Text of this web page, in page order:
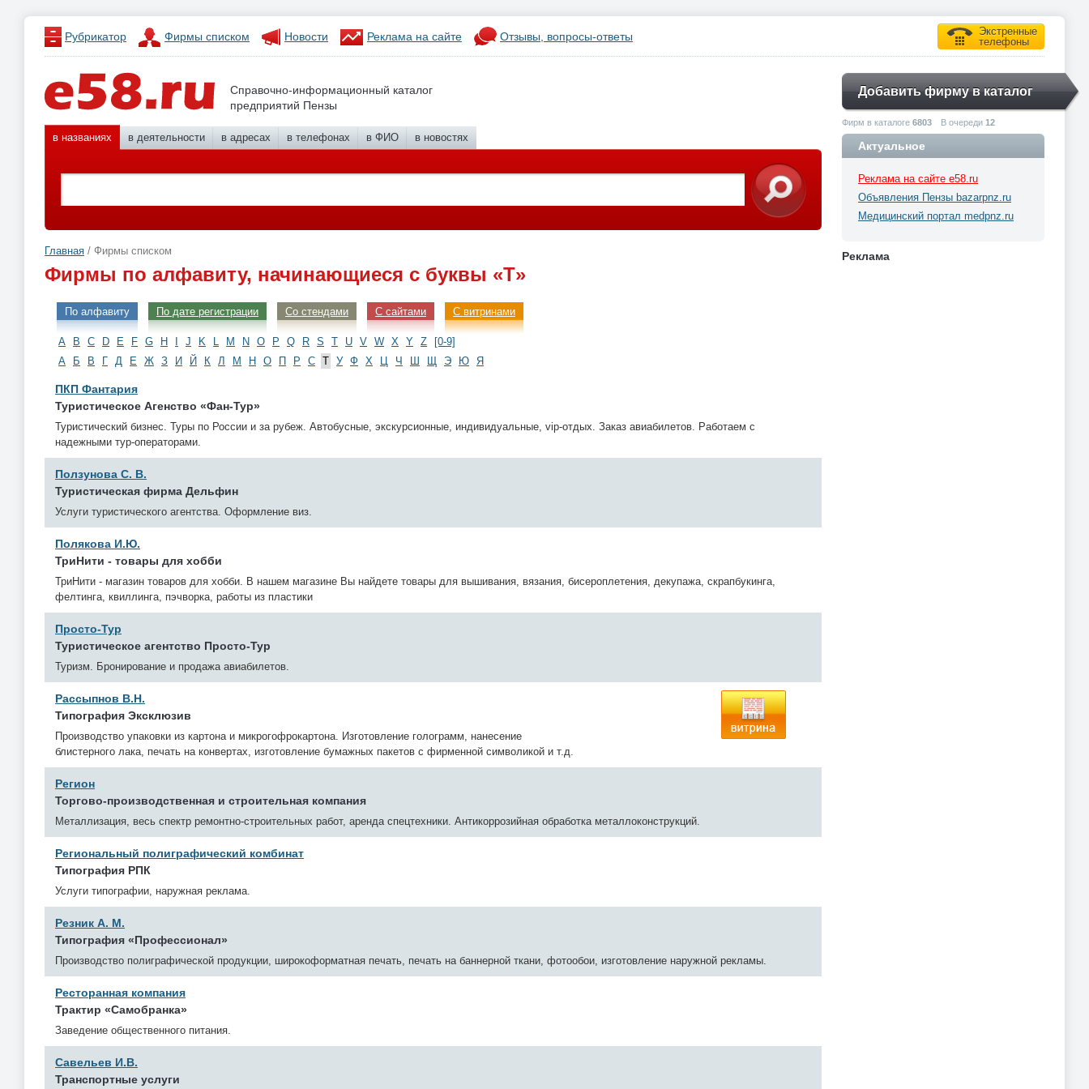
Рубрикатор Фирмы списком Новости Реклама на сайте Отзывы, вопросы-ответы
Экстренные
телефоны
Справочно-информационный каталог
предприятий Пензы
Добавить фирму в каталог
Фирм в каталоге 6803 В очереди 12
в названиях в деятельности в адресах в телефонах в ФИО в новостях
Главная / Фирмы списком
Фирмы по алфавиту, начинающиеся с буквы «Т»
По алфавиту По дате регистрации Со стендами С сайтами С витринами
A B C D E F G H J K M N O P Q R S T U V W X Y Z
[0-9]
А
Б В Г Д Е Ж З И Й К Л М Н О П Р С Т У Ф Х Ч Э Ю Я
ПКП Фантария
Туристическое Агенство «Фан-Тур»
Туристический бизнес. Туры по России и за рубеж. Автобусные, экскурсионные, индивидуальные, vip-отдых. Заказ авиабилетов. Работаем с
надежными тур-операторами.
Ползунова С. В.
Туристическая фирма Дельфин
Услуги туристического агентства. Оформление виз.
Полякова И.Ю.
ТриНити - товары для хобби
ТриНити - магазин товаров для хобби. В нашем магазине Вы найдете товары для вышивания, вязания, бисероплетения, декупажа, скрапбукинга,
фелтинга, квиллинга, пэчворка, работы из пластики
Просто-Тур
Туристическое агентство Просто-Тур
Туризм. Бронирование и продажа авиабилетов.
Рассыпнов В.Н.
Типография Эксклюзив
Производство упаковки из картона и микрогофрокартона. Изготовление голограмм, нанесение
блистерного лака, печать на конвертах, изготовление бумажных пакетов с фирменной символикой и т.д.
Регион
Торгово-производственная и строительная компания
Металлизация, весь спектр ремонтно-строительных работ, аренда спецтехники. Антикоррозийная обработка металлоконструкций.
Региональный полиграфический комбинат
Типография РПК
Услуги типографии, наружная реклама.
Резник А. М.
Типография «Профессионал»
Производство полиграфической продукции, широкоформатная печать, печать на баннерной ткани, фотообои, изготовление наружной рекламы.
Ресторанная компания
Трактир «Самобранка»
Заведение общественного питания.
Савельев И.В.
Транспортные услуги
Актуальное
Реклама на сайте e58.ru
Объявления Пензы bazarpnz.ru
Медицинский портал medpnz.ru
Реклама